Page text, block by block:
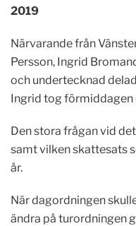
2019
Närvarande från
Persson, Ingrid
och undertecknad
Ingrid tog
Den stora frågan vid
samt vilken skattesats
år.
När dagordningen
ändra på turordningen